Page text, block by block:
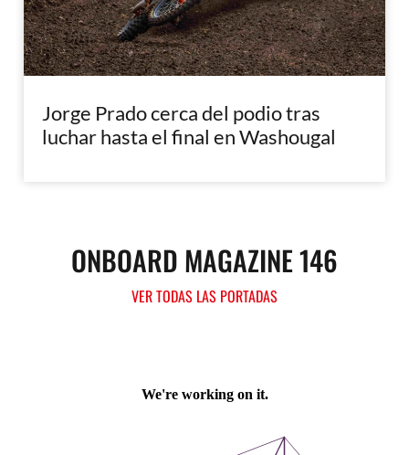
Jorge Prado cerca del podio tras
luchar hasta el final en Washougal
ONBOARD MAGAZINE 146
VER TODAS LAS PORTADAS